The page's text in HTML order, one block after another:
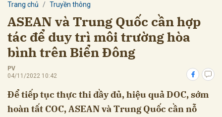
Trang chủ Truyền thông
ASEAN và Trung Quốc cần hợp
tác để duy trì môi trường hòa
bình trên Biển Đông
PV
04/11/2022 10:42
Để tiếp tục thực thi đầy đủ, hiệu quả DOC, sớm
hoàn tất COC, ASEAN và Trung Quốc cần nỗ
Hủy Gửi